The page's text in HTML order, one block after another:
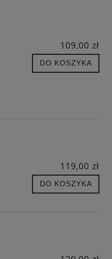
109,00 zł
DO KOSZYKA
119,00 zł
DO KOSZYKA